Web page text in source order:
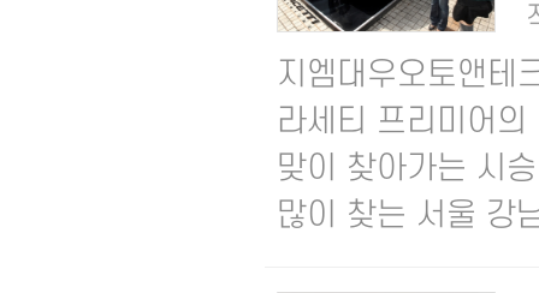
지엠대우오토앤테
라세티 프리미어
맞이 찾아가는 시
많이 찾는 서울 강